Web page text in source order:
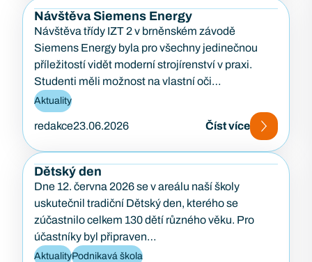
Návštěva Siemens Energy
Návštěva třídy IZT 2 v brněnském závodě
Siemens Energy byla pro všechny jedinečnou
příležitostí vidět moderní strojírenství v praxi.
Studenti měli možnost na vlastní oči…
Aktuality
redakce23.06.2026 Číst více
Dětský den
Dne 12. června 2026 se v areálu naší školy
uskutečnil tradiční Dětský den, kterého se
zúčastnilo celkem 130 dětí různého věku. Pro
účastníky byl připraven…
AktualityPodnikavá škola